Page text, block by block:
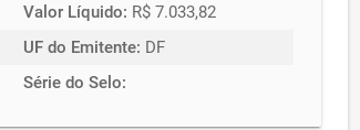
Valor Líquido: R$ 7.033,82
UF do Emitente: DF
Série do Selo: